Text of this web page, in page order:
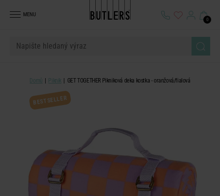
MENU
0
Domů Piknik GET TOGETHER Pikniková deka kostka - oranžová/fialová
BESTSELLER